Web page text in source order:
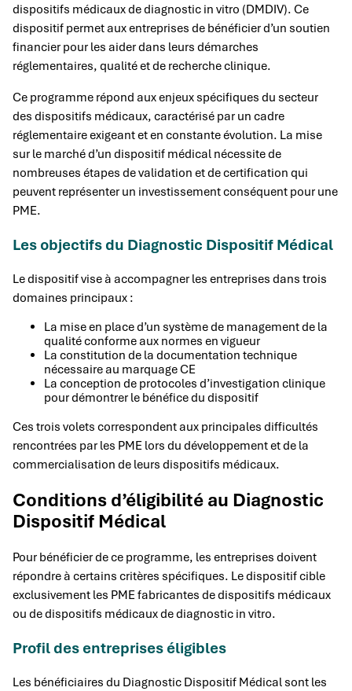
dispositifs médicaux de diagnostic in vitro (DMDIV). Ce
dispositif permet aux entreprises de bénéficier d’un soutien
financier pour les aider dans leurs démarches
réglementaires, qualité et de recherche clinique.
Ce programme répond aux enjeux spécifiques du secteur
des dispositifs médicaux, caractérisé par un cadre
réglementaire exigeant et en constante évolution. La mise
sur le marché d’un dispositif médical nécessite de
nombreuses étapes de validation et de certification qui
peuvent représenter un investissement conséquent pour une
PME.
Les objectifs du Diagnostic Dispositif Médical
Le dispositif vise à accompagner les entreprises dans trois
domaines principaux :
La mise en place d’un système de management de la
qualité conforme aux normes en vigueur
La constitution de la documentation technique
nécessaire au marquage CE
La conception de protocoles d’investigation clinique
pour démontrer le bénéfice du dispositif
Ces trois volets correspondent aux principales difficultés
rencontrées par les PME lors du développement et de la
commercialisation de leurs dispositifs médicaux.
Conditions d’éligibilité au Diagnostic
Dispositif Médical
Pour bénéficier de ce programme, les entreprises doivent
répondre à certains critères spécifiques. Le dispositif cible
exclusivement les PME fabricantes de dispositifs médicaux
ou de dispositifs médicaux de diagnostic in vitro.
Profil des entreprises éligibles
Les bénéficiaires du Diagnostic Dispositif Médical sont les